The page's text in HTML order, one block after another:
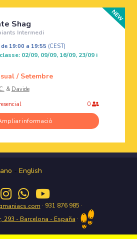
Shag
Intermedi
19:00 a 19:55 (CEST)
02/09, 09/09, 16/09, 23/09 i
/ Setembre
& Davide
0
informació
- English
· 931 876 985 ·
293 - Barcelona - España ·